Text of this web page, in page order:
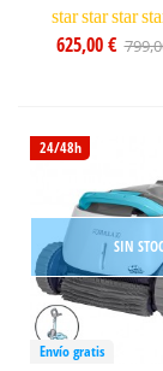
star star star
625,00 €
24/48h
Envío gratis
SIN